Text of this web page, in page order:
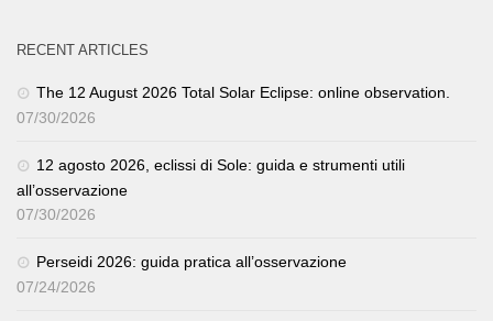
RECENT ARTICLES
The 12 August 2026 Total Solar Eclipse: online observation.
07/30/2026
12 agosto 2026, eclissi di Sole: guida e strumenti utili
all’osservazione
07/30/2026
Perseidi 2026: guida pratica all’osservazione
07/24/2026